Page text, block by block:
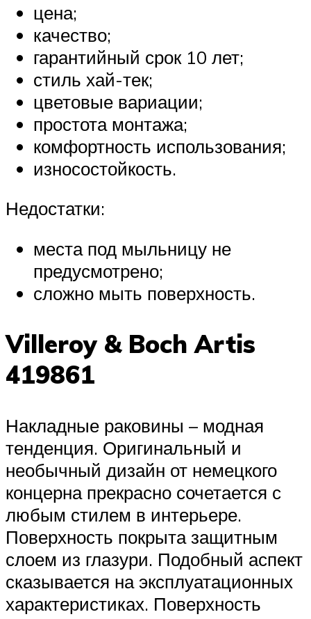
цена;
качество;
гарантийный срок 10 лет;
стиль хай-тек;
цветовые вариации;
простота монтажа;
комфортность использования;
износостойкость.
Недостатки:
места под мыльницу не
предусмотрено;
сложно мыть поверхность.
Villeroy & Boch Artis
419861
Накладные раковины – модная
тенденция. Оригинальный и
необычный дизайн от немецкого
концерна прекрасно сочетается с
любым стилем в интерьере.
Поверхность покрыта защитным
слоем из глазури. Подобный аспект
сказывается на эксплуатационных
характеристиках. Поверхность